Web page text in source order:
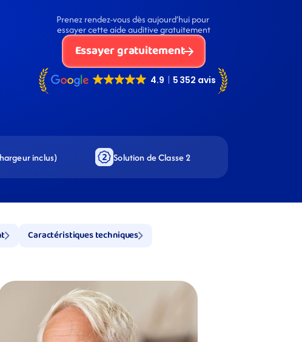
Prenez rendez-vous dès aujourd’hui pour
essayer cette aide auditive gratuitement
Essayer gratuitement
inclus) Solution de Classe 2
Caractéristiques techniques